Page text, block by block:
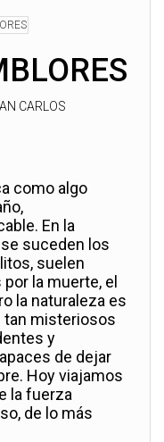
CARLOS
como algo
En la
suceden los
suelen
la muerte, el
la naturaleza es
tan misteriosos
y
de dejar
Hoy viajamos
la fuerza
de lo más